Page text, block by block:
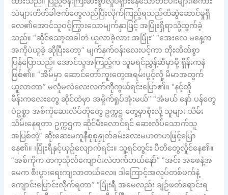
သံများတိတ်ခါဇက်တွေလည်ပြီးလိုက်ကြည့်ရသည်ထိဆွဲဆောင်မှုရှိ
လေ၏အောင်သူဝင့်ကြွားသောမျက်နှာဖြင့် အပြုံးရှိရာသို့ထွက်ခဲ့
သည်။ “ဆိုင်သော့တခါတဲ ယူလာခဲ့လား အပြုံး” “အေးလေ မနေ့က
အကိုပဲယူခဲ့ ဆိုပြီးတော့” မျက်နက်ဝန်းလေးပင့်ကာ တိုးတိတ်စွာ
ပြန်ပြောသည်၊ အောင်သူအကြည့်က သူမရင်ညွှန့်ဆီမှာမို့ ရှိန်းကနဲ
ဖြစ်၏။ “အိမ်မှာ ဆောင်တော်ကူးတွေအရမ်းပွင့်လို့ မိမာအတွက်
ယူလာတာ” မလုံမလဲလေးလက်ကိုကွယ်ရင်းပြော၏။ “နင့်တို
မိန်းကလေးတွေ ဆိုင်ထဲမှာ အမှိုက်ရှုပ်အုံးမယ်” “အံမယ် နော် ပန်တွေ
ပဲဥစ္စာ အစ်ကိုဆေးလိပ်တိုတွေ ဥက္ကဌ တွေ့မှာစိုးလို့ သူများ သိမ်း
သိမ်းနေရတာ ဥက္ကဌက ဆိုင်မီးလောင်ရင် ဆေးလိပ်သောက်သူ
အပြစ်တဲ့” ဆိုးဆေးမကူနီစုစုနှုတ်ခမ်းလေးမဟတဟဖြင့်ပြော
နေ၏။ ၊ပြုံးရီနှင့်ယှဉ်လျောက်ရင်း။ သူ့ရင်တွင်း ပီတိတွေလှိုင်နေ၏။
“အစ်ကိုက တက့သိုလ်ကျောင်းလဲတက်တယ်နော်” “အင်း အဖေနဲ့အ
မေက စီးပွားရေးကျလာတယ်လေ။ ဒါကြောင့်အလုပ်တစ်ဖက်နဲ့
ကျောင်းပြောင်းလိုက်ရတာ” “ပြုံးရီ အမေလည်း ချဉ်ဖတ်ရောင်းရ